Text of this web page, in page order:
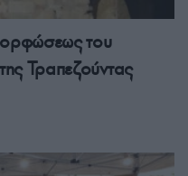
του
Τραπεζούντας